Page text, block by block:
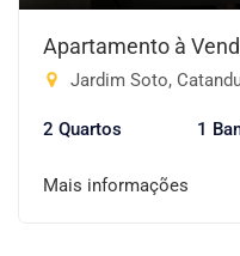
Apartamento à
Jardim Soto,
2 Quartos 1
Mais informações